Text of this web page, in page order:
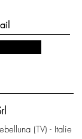
(TV) - Italie